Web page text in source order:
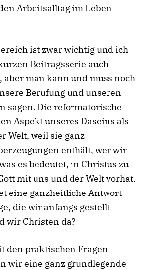
Arbeitsalltag im Leben
ist zwar wichtig und ich
Beitragsserie auch
aber man kann und muss noch
Berufung und unseren
sagen. Die reformatorische
Aspekt unseres Daseins als
Welt, weil sie ganz
enthält, wer wir
es bedeutet, in Christus zu
mit uns und der Welt vorhat.
eine ganzheitliche Antwort
die wir anfangs gestellt
wir Christen da?
den praktischen Fragen
wir eine ganz grundlegende